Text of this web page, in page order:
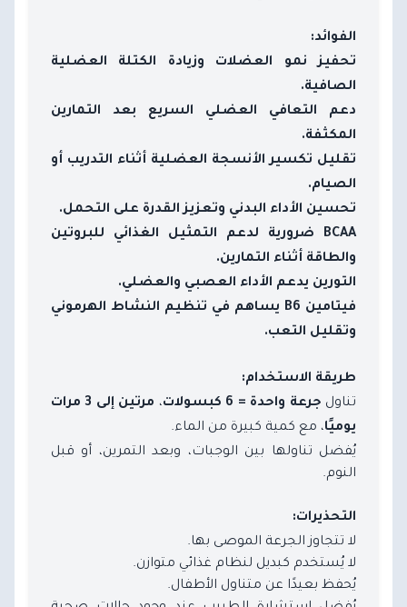
الفوائد:
تحفيز نمو العضلات وزيادة الكتلة العضلية
الصافية.
دعم التعافي العضلي السريع بعد التمارين
المكثفة.
تقليل تكسير الأنسجة العضلية أثناء التدريب أو
الصيام.
تحسين الأداء البدني وتعزيز القدرة على التحمل.
BCAA ضرورية لدعم التمثيل الغذائي للبروتين
والطاقة أثناء التمارين.
التورين يدعم الأداء العصبي والعضلي.
فيتامين B6 يساهم في تنظيم النشاط الهرموني
وتقليل التعب.
طريقة الاستخدام:
تناول جرعة واحدة = 6 كبسولات ،
مرتين إلى 3 مرات
يوميًا، مع كمية كبيرة من الماء.
يُفضل تناولها بين الوجبات، وبعد التمرين، أو قبل
النوم.
التحذيرات:
لا تتجاوز الجرعة الموصى بها.
لا يُستخدم كبديل لنظام غذائي متوازن.
يُحفظ بعيدًا عن متناول الأطفال.